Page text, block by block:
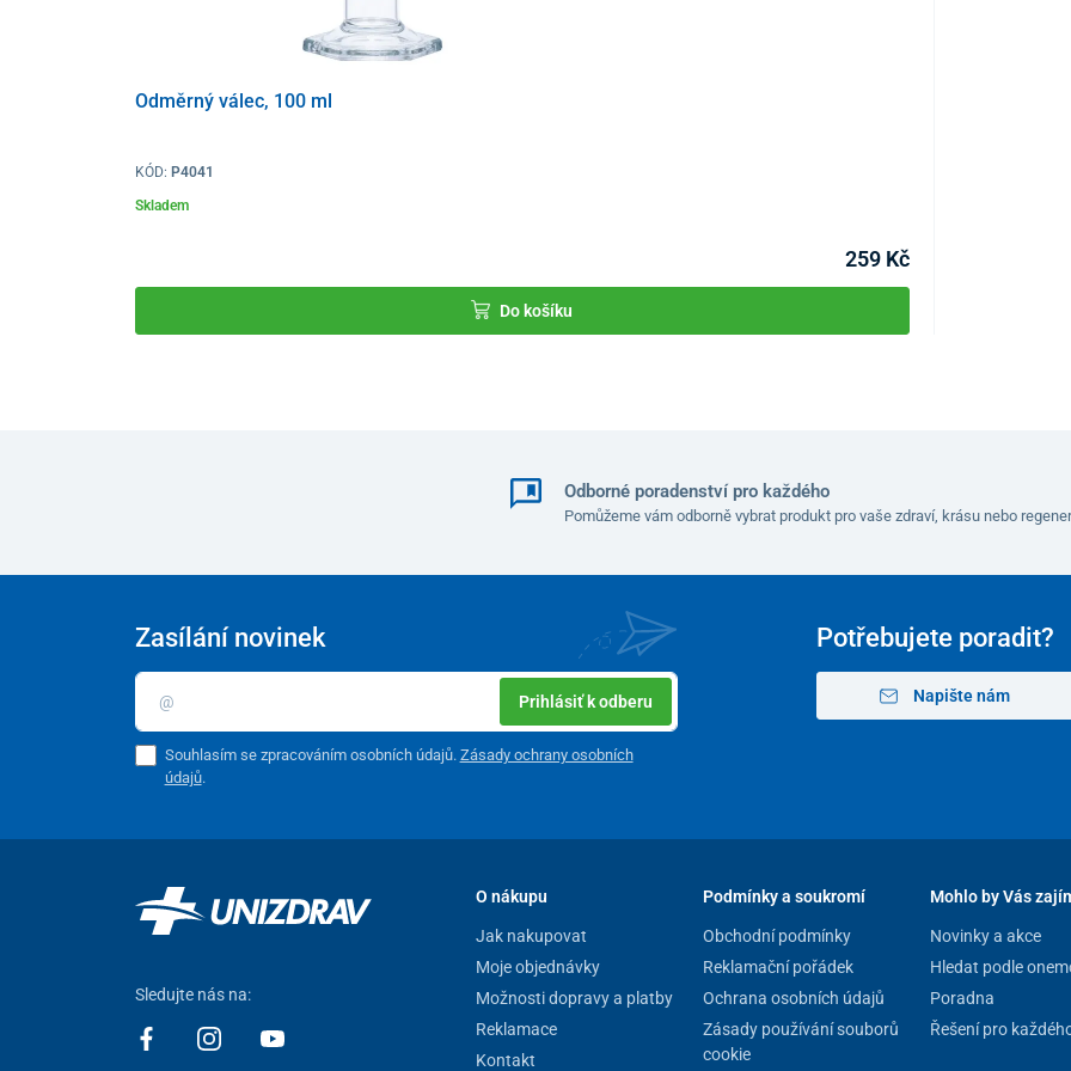
Odměrný válec, 100 ml
KÓD: P4041
Skladem
259 Kč
Do košíku
Odborné poradenství pro každého
Pomůžeme vám odborně vybrat produkt pro vaše zdraví, krásu nebo
Potřebujete poradit?
Napište nám
Zasílání novinek
Prihlásiť k odberu
Souhlasím se zpracováním osobních údajů. Zásady ochrany osobních
údajů.
Sledujte nás na:
O nákupu
Jak nakupovat
Moje objednávky
Možnosti dopravy a platby
Reklamace
Kontakt
Podmínky a soukromí
Obchodní podmínky
Reklamační pořádek
Ochrana osobních údajů
Zásady používání souborů
cookie
Mohlo by Vás
Novinky a akce
Hledat podle
Poradna
Řešení pro